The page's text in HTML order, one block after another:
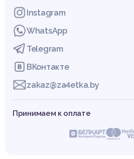
Instagram
WhatsApp
Telegram
ВКонтакте
zakaz@za4etka.by
Принимаем к оплате